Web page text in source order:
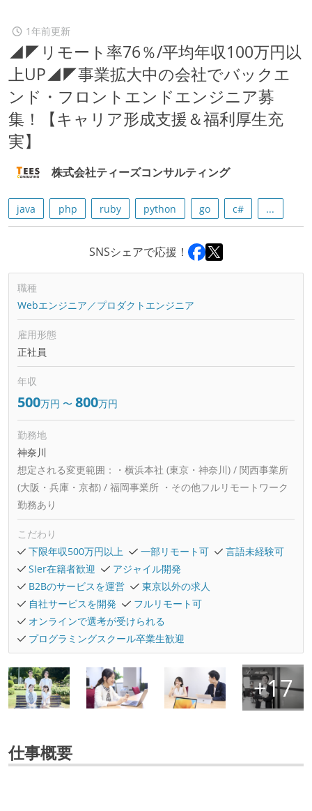
1年前更新
◢◤リモート率76％/平均年収100万円以
上UP◢◤事業拡大中の会社でバックエ
ンド・フロントエンドエンジニア募
集！【キャリア形成支援＆福利厚生充
実】
株式会社ティーズコンサルティング
java php ruby python go c# ...
SNSシェアで応援！
職種
Webエンジニア／プロダクトエンジニア
雇用形態
正社員
年収
500万円 〜 800万円
勤務地
神奈川
想定される変更範囲：
・横浜本社 (東京・神奈川) / 関西事業所
(大阪・兵庫・京都) / 福岡事業所 ・その他フルリモートワーク
勤務あり
こだわり
下限年収500万円以上
一部リモート可
言語未経験可
SIer在籍者歓迎
アジャイル開発
B2Bのサービスを運営
東京以外の求人
自社サービスを開発
フルリモート可
オンラインで選考が受けられる
プログラミングスクール卒業生歓迎
仕事概要